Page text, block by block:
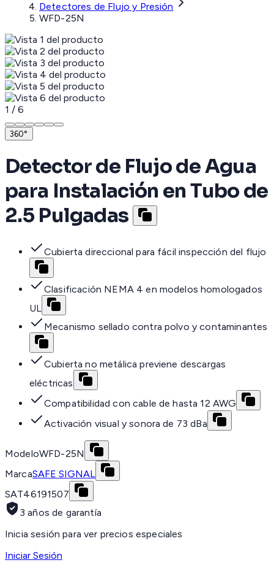
Detectores de Flujo y Presión
WFD-25N
1 / 6
360°
Detector de Flujo de Agua
para Instalación en Tubo de
2.5 Pulgadas
Cubierta direccional para fácil inspección del flujo
Clasificación NEMA 4 en modelos homologados
UL
Mecanismo sellado contra polvo y contaminantes
Cubierta no metálica previene descargas
eléctricas
Compatibilidad con cable de hasta 12 AWG
Activación visual y sonora de 73 dBa
ModeloWFD-25N
MarcaSAFE SIGNAL
SAT46191507
3 años de garantía
Inicia sesión para ver precios especiales
Iniciar Sesión